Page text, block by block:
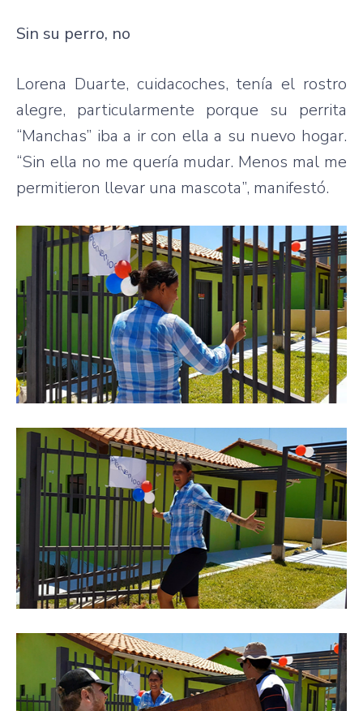
Sin su perro, no
Lorena Duarte, cuidacoches, tenía el rostro
alegre, particularmente porque su perrita
“Manchas” iba a ir con ella a su nuevo hogar.
“Sin ella no me quería mudar. Menos mal me
permitieron llevar una mascota”, manifestó.